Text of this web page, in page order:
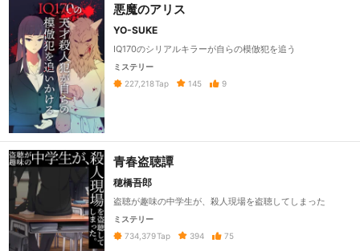
悪魔のアリス
YO-SUKE
IQ170のシリアルキラーが自らの模倣犯を追う
ミステリー
227,218Tap 145 9
青春盗聴譚
穂橋吾郎
盗聴が趣味の中学生が、殺人現場を盗聴してしまった
ミステリー
734,379Tap 394 75